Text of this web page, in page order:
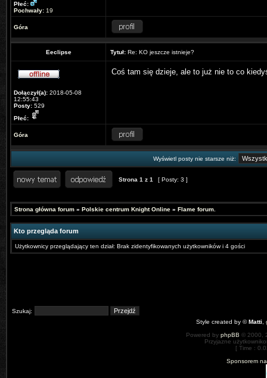
Płeć:
Pochwały: 19
Góra
Eeclipse Tytuł: Re: KO jeszcze istnieje?
Dołączył(a): 2018-05-08
12:55:43
Posty: 529
Płeć:
Coś tam się dzieje, ale to już nie to co
Góra
Wyświetl posty nie starsze niż:
Strona 1 z 1 [ Posty: 3 ]
Strona główna forum » Polskie centrum Knight Online » Flame forum.
Kto przegląda forum
Użytkownicy przeglądający ten dział: Brak zidentyfikowanych użytkowników i 4 gości
Szukaj:
Style created by ©Matti
Powered by phpBB © 2000,
Przyjazne
[ Time :
Sponsorem